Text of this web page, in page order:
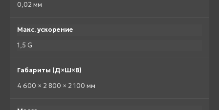
0,02 мм
Макс. ускорение
1,5 G
Габариты (Д×Ш×В)
4 600 × 2 800 × 2 100 мм